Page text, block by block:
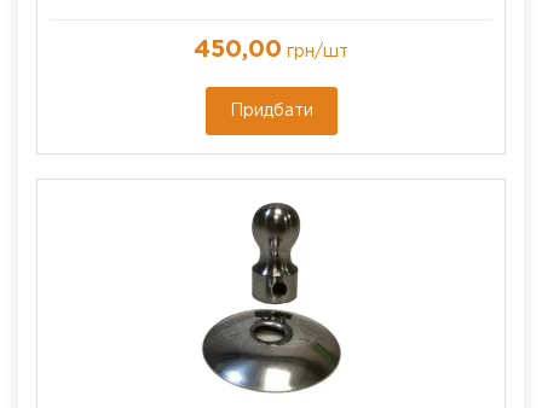
450,00 грн/шт
Придбати